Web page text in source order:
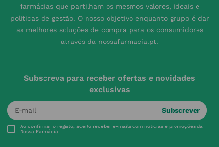
farmácias que partilham os mesmos valores, ideais e
políticas de gestão. O nosso objetivo enquanto grupo é dar
as melhores soluções de compra para os consumidores
através da nossafarmacia.pt.
Subscreva para receber ofertas e novidades
exclusivas
Subscrever
Ao confirmar o registo, aceito receber e-mails com notícias e promoções da
Nossa Farmácia